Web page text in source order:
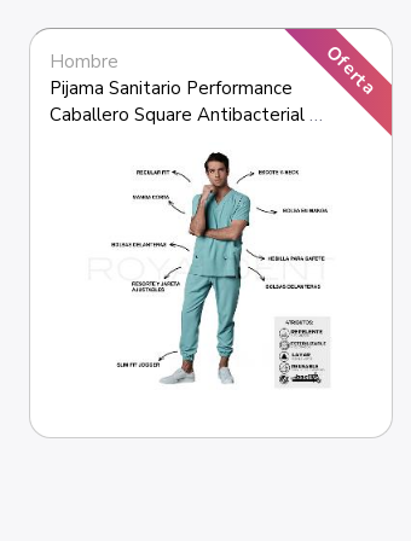
Oferta
Hombre
Pijama Sanitario Performance
Caballero Square Antibacterial